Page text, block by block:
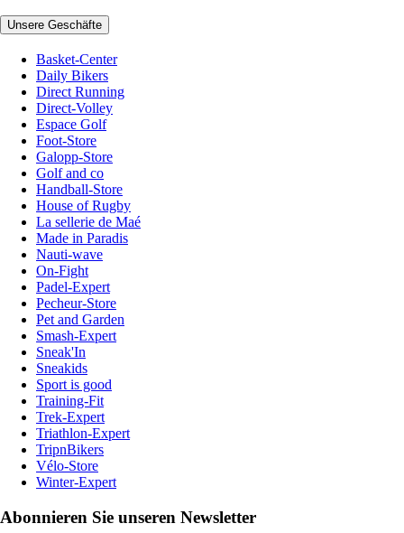
Unsere Geschäfte
Basket-Center
Daily Bikers
Direct Running
Direct-Volley
Espace Golf
Foot-Store
Galopp-Store
Golf and co
Handball-Store
House of Rugby
La sellerie de Maé
Made in Paradis
Nauti-wave
On-Fight
Padel-Expert
Pecheur-Store
Pet and Garden
Smash-Expert
Sneak'In
Sneakids
Sport is good
Training-Fit
Trek-Expert
Triathlon-Expert
TripnBikers
Vélo-Store
Winter-Expert
Abonnieren Sie unseren Newsletter